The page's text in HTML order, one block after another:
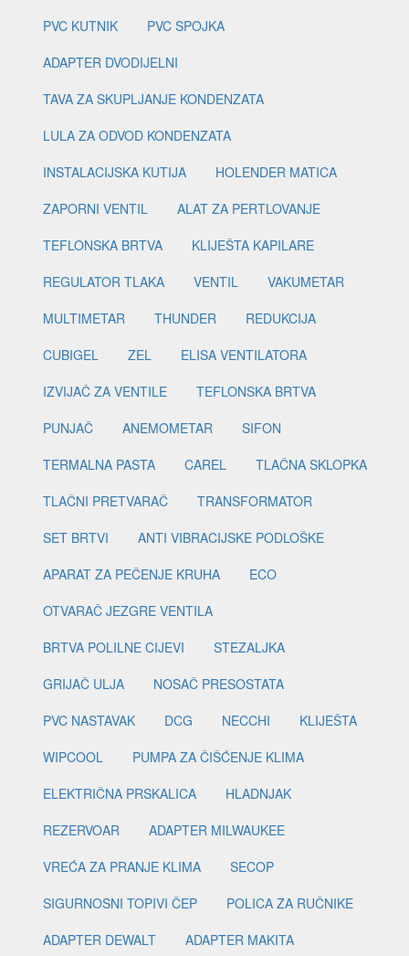
PVC KUTNIK
PVC SPOJKA
ADAPTER DVODIJELNI
TAVA ZA SKUPLJANJE KONDENZATA
LULA ZA ODVOD KONDENZATA
INSTALACIJSKA KUTIJA
HOLENDER MATICA
ZAPORNI VENTIL
ALAT ZA PERTLOVANJE
TEFLONSKA BRTVA
KLIJEŠTA KAPILARE
REGULATOR TLAKA
VENTIL
VAKUMETAR
MULTIMETAR
THUNDER
REDUKCIJA
CUBIGEL
ZEL
ELISA VENTILATORA
IZVIJAČ ZA VENTILE
TEFLONSKA BRTVA
PUNJAČ
ANEMOMETAR
SIFON
TERMALNA PASTA
CAREL
TLAČNA SKLOPKA
TLAČNI PRETVARAČ
TRANSFORMATOR
SET BRTVI
ANTI VIBRACIJSKE PODLOŠKE
APARAT ZA PEČENJE KRUHA
ECO
OTVARAČ JEZGRE VENTILA
BRTVA POLILNE CIJEVI
STEZALJKA
GRIJAČ ULJA
NOSAČ PRESOSTATA
PVC NASTAVAK
DCG NECCHI
KLIJEŠTA
WIPCOOL
PUMPA ZA ČIŠĆENJE KLIMA
ELEKTRIČNA PRSKALICA
HLADNJAK
REZERVOAR
ADAPTER MILWAUKEE
VREĆA ZA PRANJE KLIMA
SECOP
SIGURNOSNI TOPIVI ČEP
POLICA ZA RUČNIKE
ADAPTER DEWALT
ADAPTER MAKITA